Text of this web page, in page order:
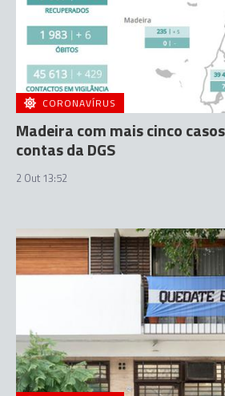
CORONAVÍRUS
Madeira com mais cinco
contas da DGS
2 Out 13:52